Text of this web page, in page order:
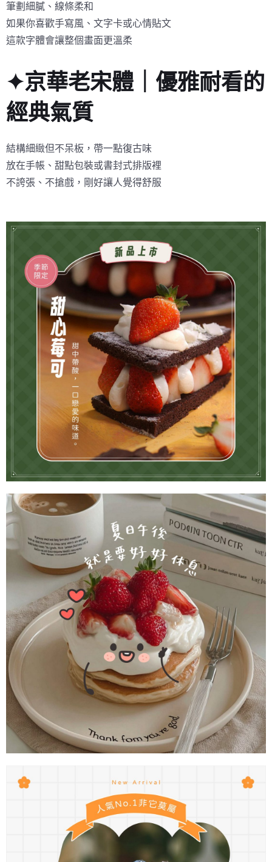
筆劃細膩、線條柔和
如果你喜歡手寫風、文字卡或心情貼文
這款字體會讓整個畫面更溫柔
✦京華老宋體｜優雅耐看的
經典氣質
結構細緻但不呆板，帶一點復古味
放在手帳、甜點包裝或書封式排版裡
不誇張、不搶戲，剛好讓人覺得舒服